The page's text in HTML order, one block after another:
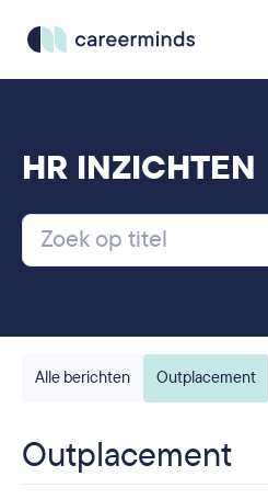
HR INZICHTEN
Alle berichten Outplacement
Outplacement